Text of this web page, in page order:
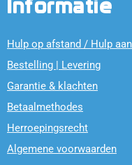
Informatie
Hulp op afstand / Hulp
Bestelling | Levering
Garantie & klachten
Betaalmethodes
Herroepingsrecht
Algemene voorwaarden